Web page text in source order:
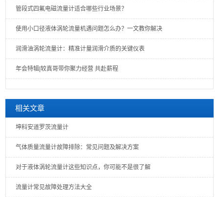
管段式四氟电磁流量计适合哪些行业场景？
使用小口径液体涡轮流量机遇问题怎么办？一文教你解决
润滑油涡轮流量计：精准计量润滑介质的关键仪表
年会特辑|较真哥带你聚力经营 共赴薪程
相关文章
坤科安道罗茨流量计
气体质量流量计故障排除：常见问题及解决方案
对于液体涡轮流量计这些知识点，你可能不是很了解
流量计常见故障处理方法大全